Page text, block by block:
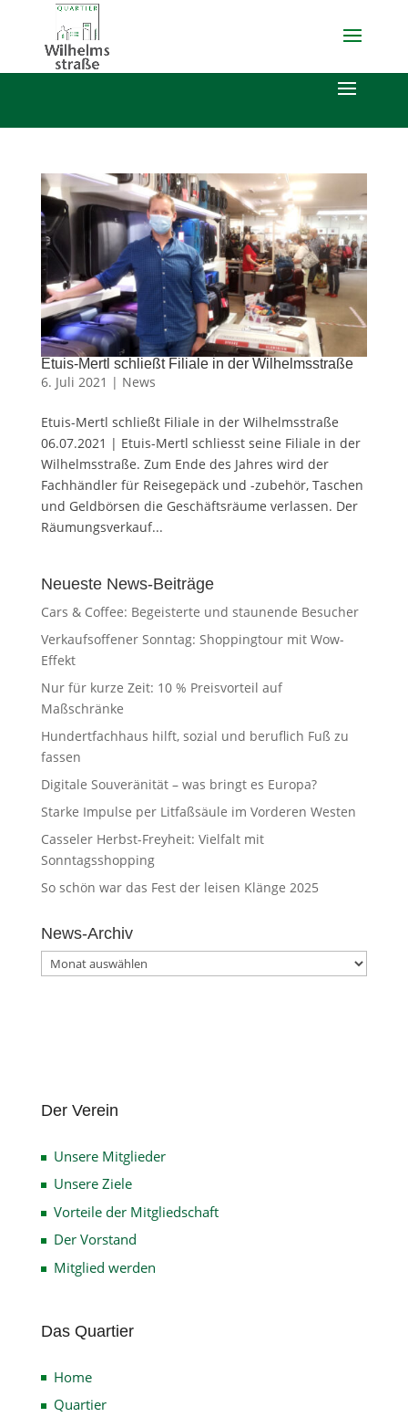
Etuis-Mertl schließt Filiale in der Wilhelmsstraße
6. Juli 2021 | News
Etuis-Mertl schließt Filiale in der Wilhelmsstraße
06.07.2021 | Etuis-Mertl schliesst seine Filiale in der
Wilhelmsstraße. Zum Ende des Jahres wird der
Fachhändler für Reisegepäck und -zubehör, Taschen
und Geldbörsen die Geschäftsräume verlassen. Der
Räumungsverkauf...
Neueste News-Beiträge
Cars & Coffee: Begeisterte und staunende Besucher
Verkaufsoffener Sonntag: Shoppingtour mit Wow-
Effekt
Nur für kurze Zeit: 10 % Preisvorteil auf
Maßschränke
Hundertfachhaus hilft, sozial und beruflich Fuß zu
fassen
Digitale Souveränität – was bringt es Europa?
Starke Impulse per Litfaßsäule im Vorderen Westen
Casseler Herbst-Freyheit: Vielfalt mit
Sonntagsshopping
So schön war das Fest der leisen Klänge 2025
News-Archiv
News-
Archiv
Der Verein
Unsere Mitglieder
Unsere Ziele
Vorteile der Mitgliedschaft
Der Vorstand
Mitglied werden
Das Quartier
Home
Quartier